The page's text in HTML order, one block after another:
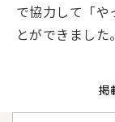
で協力して「
とができました。
掲